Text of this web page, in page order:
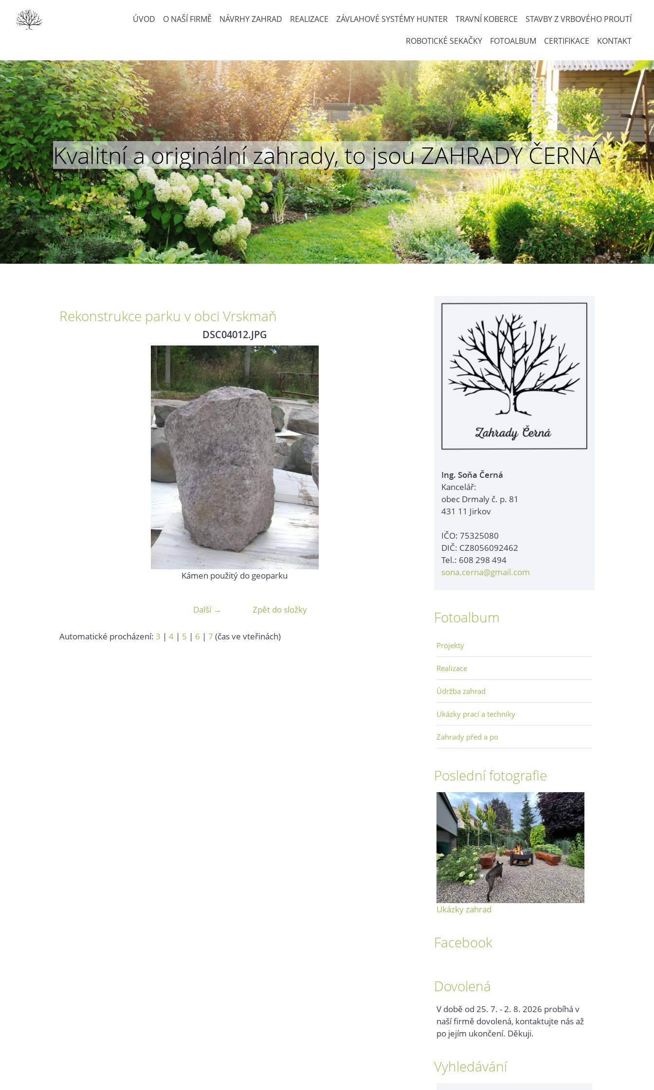
ÚVOD O NAŠÍ FIRMĚ NÁVRHY ZAHRAD REALIZACE ZÁVLAHOVÉ SYSTÉMY HUNTER TRAVNÍ KOBERCE STAVBY Z VRBOVÉHO PROUTÍ
ROBOTICKÉ SEKAČKY FOTOALBUM CERTIFIKACE KONTAKT
Kvalitní a originální zahrady, to jsou ZAHRADY ČERNÁ
Rekonstrukce parku v obci Vrskmaň
DSC04012.JPG
Kámen použitý do geoparku
Další → Zpět do složky
Automatické procházení: 3 | 4 | 5 | 6 | 7 (čas ve vteřinách)
Ing. Soňa Černá
Kancelář:
obec Drmaly č. p. 81
431 11 Jirkov
IČO: 75325080
DIČ: CZ8056092462
Tel.: 608 298 494
sona.cerna@gmail.com
Fotoalbum
Projekty
Realizace
Údržba zahrad
Ukázky prací a techniky
Zahrady před a po
Poslední fotografie
Ukázky zahrad
Facebook
Dovolená
V době od 25. 7. - 2. 8. 2026 probíhá v
naší firmě dovolená, kontaktujte nás až
po jejím ukončení. Děkuji.
Vyhledávání